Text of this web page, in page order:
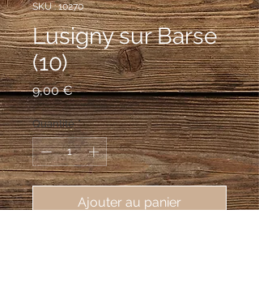
SKU : 10270
Lusigny sur Barse
(10)
9,00 €Prix
Quantité *
Ajouter au panier